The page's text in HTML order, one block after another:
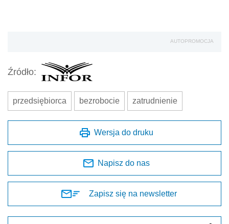
AUTOPROMOCJA
Źródło:
przedsiębiorca bezrobocie zatrudnienie
Wersja do druku
Napisz do nas
Zapisz się na newsletter